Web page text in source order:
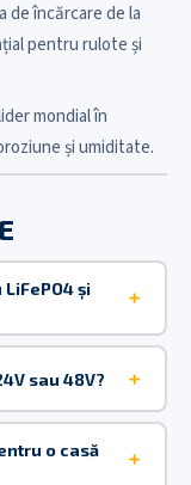
încărcare de la
pentru rulote și
mondial în
și umiditate.
și
sau 48V?
o casă